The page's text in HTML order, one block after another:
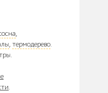
,
, термодерево.
.